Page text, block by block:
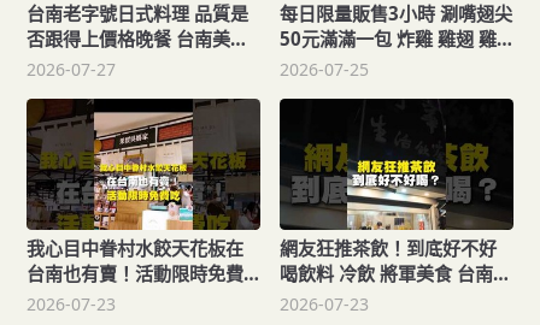
台南老字號日式料理 品質是
否跟得上價格晚餐 台南美食
在地美食 美食推薦 美食 旅遊
tainanfood 台灣美食 日本
2026-07-27
每日限量販售3小時 涮嘴翅尖
50元滿滿一包 炸雞 雞翅 雞
腿 小北夜市 台南美食 在地美
food taiwanfood
streetfood
2026-07-25
我心目中眷村水餃天花板在
台南也有賣！活動限時免費
吃 台南 台南美食 新光三越
2026-07-23
網友狂推茶飲！到底好不好
喝飲料 冷飲 將軍美食 台南美
食 在地美食 美食 美食推薦
2026-07-23